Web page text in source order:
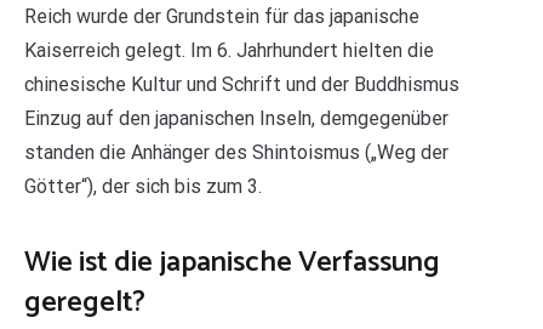
Reich wurde der Grundstein für das japanische
Kaiserreich gelegt. Im 6. Jahrhundert hielten die
chinesische Kultur und Schrift und der Buddhismus
Einzug auf den japanischen Inseln, demgegenüber
standen die Anhänger des Shintoismus („Weg der
Götter“), der sich bis zum 3.
Wie ist die japanische Verfassung
geregelt?